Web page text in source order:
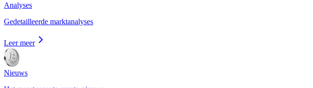
Analyses
Gedetailleerde marktanalyses
Leer meer
Nieuws